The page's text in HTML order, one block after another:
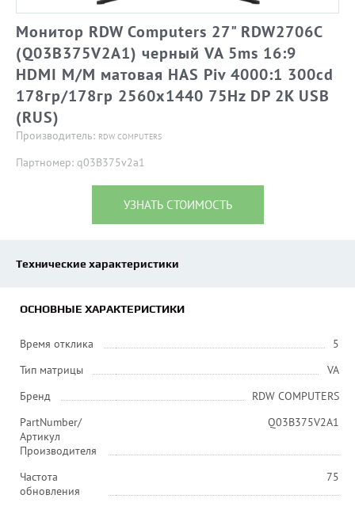
Монитор RDW Computers 27" RDW2706C
(Q03В375V2A1) черный VA 5ms 16:9
HDMI M/M матовая HAS Piv 4000:1 300cd
178гр/178гр 2560x1440 75Hz DP 2K USB
(RUS)
Производитель: RDW COMPUTERS
Партномер: q03В375v2a1
УЗНАТЬ СТОИМОСТЬ
Технические характеристики
ОСНОВНЫЕ ХАРАКТЕРИСТИКИ
Время отклика
5
Тип матрицы
VA
Бренд
RDW COMPUTERS
PartNumber/
Артикул
Производителя
Q03В375V2A1
Частота
обновления
75